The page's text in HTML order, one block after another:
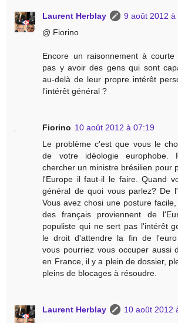
Laurent Herblay
9 août 2012 à
@ Fiorino
Encore un raisonnement à
pas y avoir des gens qui sont
au-delà de leur propre intérêt
l'intérêt général ?
Fiorino 10 août 2012 à 07:19
Le problème c'est que vous le
de votre idéologie europhobe.
chercher un ministre brésilien pour
l'Europe il faut-il le faire. Quand
général de quoi vous parlez? De
Vous avez chosi une posture
des français proviennent de
populiste qui ne sert pas l'intérêt
le droit d'attendre la fin de l'euro
vous pourriez vous occuper aussi
en France, il y a plein de dossier,
pleins de blocages à résoudre.
Laurent Herblay
10 août 2012